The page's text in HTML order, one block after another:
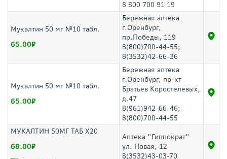
8 800 700 91 19
Мукалтин 50 мг №10 табл.
65.00
Бережная аптека
г.Оренбург,
пр.Победы, 119
8(800)700-44-55;
8(3532)42-66-36
Мукалтин 50 мг №10 табл.
65.00
Бережная аптека
г.Оренбург, пр-кт
Братьев Коростелевых,
д.47
8(961)942-66-46;
8(800)700-44-55
МУКАЛТИН 50МГ ТАБ Х20
68.00
Аптека "Гиппократ"
ул. Новая, 12
8(3532)43-03-70